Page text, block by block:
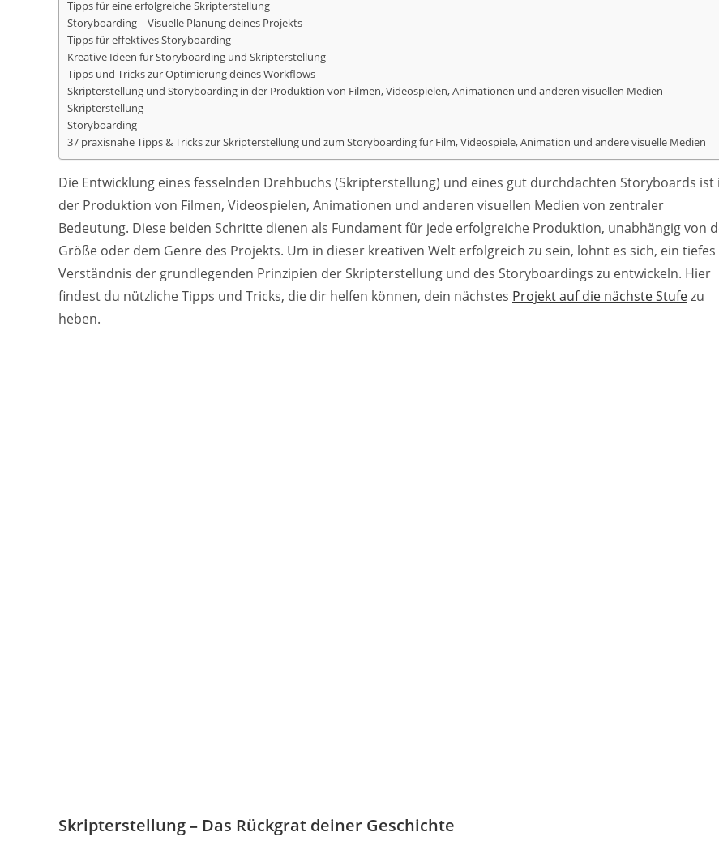
Tipps für eine erfolgreiche Skripterstellung
Storyboarding – Visuelle Planung deines Projekts
Tipps für effektives Storyboarding
Kreative Ideen für Storyboarding und Skripterstellung
Tipps und Tricks zur Optimierung deines Workflows
Skripterstellung und Storyboarding in der Produktion von Filmen, Videospielen, Animationen und anderen visuellen Medien
Skripterstellung
Storyboarding
37 praxisnahe Tipps & Tricks zur Skripterstellung und zum Storyboarding für Film, Videospiele, Animation und andere visuelle Medien
Die Entwicklung eines fesselnden Drehbuchs (Skripterstellung) und eines gut durchdachten Storyboards ist
der Produktion von Filmen, Videospielen, Animationen und anderen visuellen Medien von zentraler
Bedeutung. Diese beiden Schritte dienen als Fundament für jede erfolgreiche Produktion, unabhängig von
Größe oder dem Genre des Projekts. Um in dieser kreativen Welt erfolgreich zu sein, lohnt es sich, ein tiefes
Verständnis der grundlegenden Prinzipien der Skripterstellung und des Storyboardings zu entwickeln. Hier
findest du nützliche Tipps und Tricks, die dir helfen können, dein nächstes Projekt auf die nächste Stufezu
heben.
Skripterstellung – Das Rückgrat deiner Geschichte